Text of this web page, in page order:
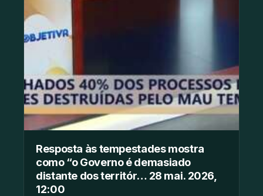
Resposta às tempestades mostra
como “o Governo é demasiado
distante dos territór… 28 mai. 2026,
12:00